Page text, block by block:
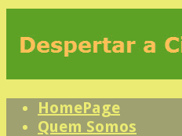
HomePage
Quem Somos